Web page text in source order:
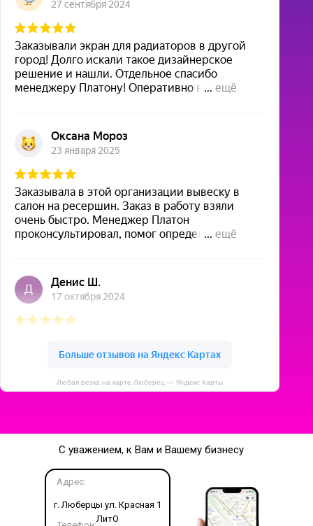
Любая резка на карте Люберец — Яндекс Карты
С уважением, к Вам и Вашему бизнесу
Адрес:
г. Люберцы ул. Красная 1
ЛитО